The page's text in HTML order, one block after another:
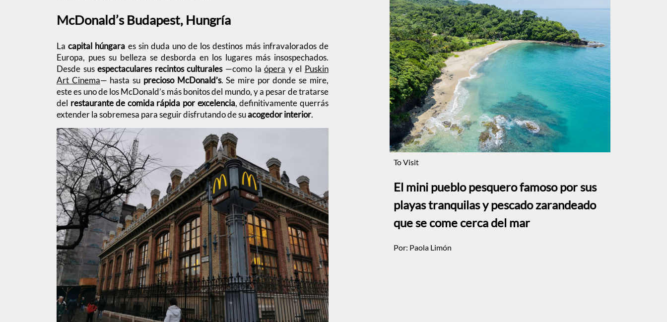
McDonald’s Budapest, Hungría
Lacapital húngara es sin duda uno de los destinos más infravalorados de
Europa, pues su belleza se desborda en los lugares más insospechados.
Desde susespectaculares recintos culturales—como laópera y el Puskin
Art Cinema— hasta su precioso McDonald’s. Se mire por donde se mire,
este es uno de los McDonald’s más bonitos del mundo, y a pesar de tratarse
del restaurante de comida rápida por excelencia, definitivamente querrás
extender la sobremesa para seguir disfrutando de suacogedor interior.
To Visit
El mini pueblo pesquero famoso por sus
playas tranquilas y pescado zarandeado
que se come cerca del mar
Por: Paola Limón